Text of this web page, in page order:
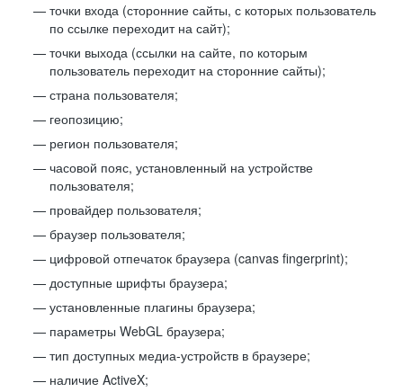
точки входа (сторонние сайты, с которых пользователь
по ссылке переходит на сайт);
точки выхода (ссылки на сайте, по которым
пользователь переходит на сторонние сайты);
страна пользователя;
геопозицию;
регион пользователя;
часовой пояс, установленный на устройстве
пользователя;
провайдер пользователя;
браузер пользователя;
цифровой отпечаток браузера (canvas fingerprint);
доступные шрифты браузера;
установленные плагины браузера;
параметры WebGL браузера;
тип доступных медиа-устройств в браузере;
наличие ActiveX;